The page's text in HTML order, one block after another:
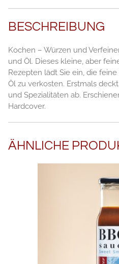
BESCHREIBUNG
Kochen – Würzen und
und Öl. Dieses kleine, aber
Rezepten lädt Sie ein, die
Öl zu verkosten. Erstmals
und Spezialitäten ab.
Hardcover.
ÄHNLICHE